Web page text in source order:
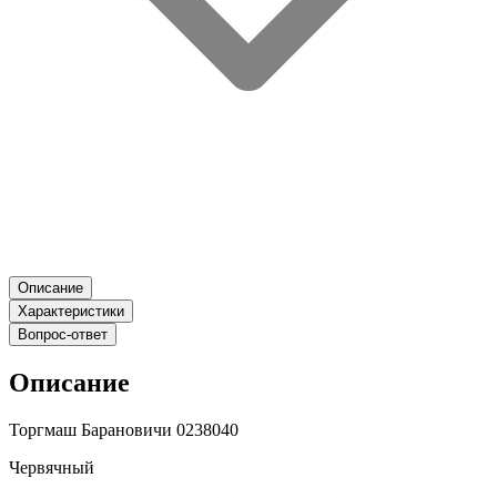
Описание
Характеристики
Вопрос-ответ
Описание
Торгмаш Барановичи 0238040
Червячный